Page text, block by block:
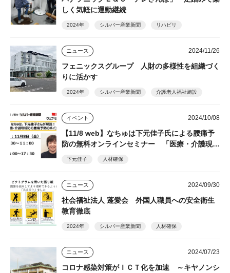
しく気軽に運動継続
2024年 シルバー産業新聞 リハビリ
ニュース 2024/11/26
フェニックスグループ 人財の多様性を組織づく
りに活かす
2024年 シルバー産業新聞 介護老人福祉施設
イベント 2024/10/08
【11/8 web】なちゅは下元佳子氏による腰痛予
防の無料オンラインセミナー 「医療・介護現場
における腰痛予防～働きやすい職場づくりで人材
下元佳子 人材確保
ニュース 2024/09/30
社会福祉法人 蓬愛会 外国人職員への安全衛生
教育徹底
2024年 シルバー産業新聞 人材確保
ニュース 2024/07/23
コロナ感染対策がＩＣＴ化を加速 ～キヤノンシ